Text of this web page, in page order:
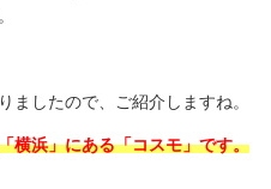
ましたので、ご紹介しますね。
横浜」にある「コスモ」です。